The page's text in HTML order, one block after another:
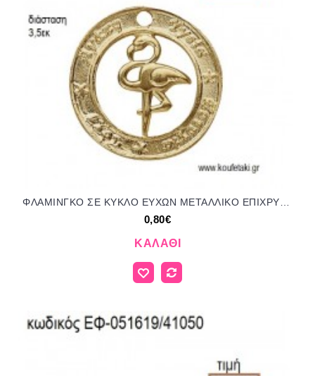
ΦΛΑΜΙΝΓΚΟ ΣΕ ΚΥΚΛΟ ΕΥΧΩΝ ΜΕΤΑΛΛΙΚΟ ΕΠΙΧΡΥΣΟ accessories για μπομπονιέρες - δώρα ΕΦ-051619/41050 0.80€!!!
0,80€
ΚΑΛΆΘΙ